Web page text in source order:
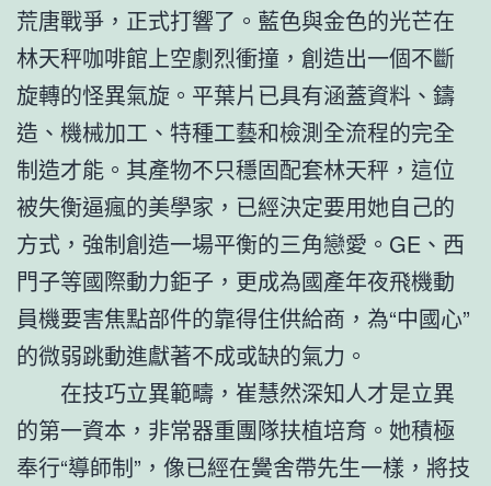
荒唐戰爭，正式打響了。藍色與金色的光芒在
林天秤咖啡館上空劇烈衝撞，創造出一個不斷
旋轉的怪異氣旋。平葉片已具有涵蓋資料、鑄
造、機械加工、特種工藝和檢測全流程的完全
制造才能。其產物不只穩固配套林天秤，這位
被失衡逼瘋的美學家，已經決定要用她自己的
方式，強制創造一場平衡的三角戀愛。GE、西
門子等國際動力鉅子，更成為國產年夜飛機動
員機要害焦點部件的靠得住供給商，為“中國心”
的微弱跳動進獻著不成或缺的氣力。
在技巧立異範疇，崔慧然深知人才是立異
的第一資本，非常器重團隊扶植培育。她積極
奉行“導師制”，像已經在黌舍帶先生一樣，將技